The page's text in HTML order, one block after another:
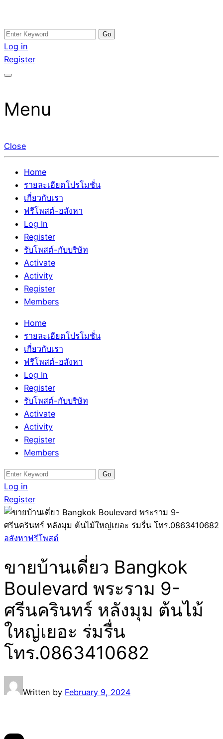
Skip
to
content
อสังหาโพสต์ รีวิวเยอะ รับจ้างโพสต์ขายบ้าน รับจ้างโพสต์อสัง
หา แตกต่างอย่างตั้งใจ รับรองผล อันดับ1 การโพสต์ขายอสังหา
กับทีมงานบริษัท บ้าน ที่ดิน คอนโด ติดGoogleหน้าแรกได้จริงๆ
รับจ้างโพสอสังหา ขายบ้าน อสังหาโพสต์ เชื่อถือได้จริง รับ
โพสต์ ที่ดิน กับทีมงานบริษัท ถูกและดีที่สุด ไม่มีค่านายหน้า
ขายได้จริงๆ ช่วยสร้างโอกาสในการขายได้มากกว่า ที่เดียว ที่
Search
for:
Log in
Register
Menu
Close
Home
รายละเอียดโปรโมชั่น
เกี่ยวกับเรา
ฟรีโพสต์-อสังหา
Log In
Register
รับโพสต์-กับบริษัท
Activate
Activity
Register
Members
Home
รายละเอียดโปรโมชั่น
เกี่ยวกับเรา
ฟรีโพสต์-อสังหา
Log In
Register
รับโพสต์-กับบริษัท
Activate
Activity
Register
Members
Search
for:
Log in
Register
อสังหาฟรีโพสต์
ขายบ้านเดี่ยว Bangkok
Boulevard พระราม 9-
ศรีนครินทร์ หลังมุม ต้นไม้
ใหญ่เยอะ ร่มรื่น
โทร.0863410682
Written by February 9, 2024